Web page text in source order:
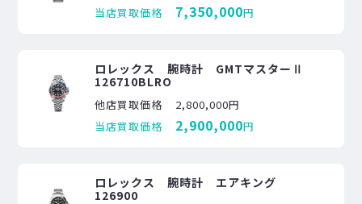
当店買取価格
7,350,000円
ロレックス 腕時計 GMTマスターⅡ
126710BLRO
他店買取価格
2,800,000円
当店買取価格
2,900,000円
ロレックス 腕時計 エアキング
126900